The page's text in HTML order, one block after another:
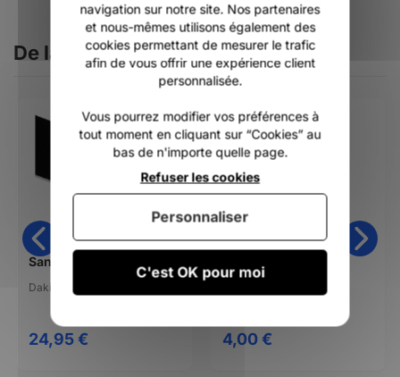
De la même catégorie
Dakine
24,95 € 4,00 €
navigation sur notre site. Nos partenaires
et nous-mêmes utilisons également des
cookies permettant de mesurer le trafic
afin de vous offrir une expérience client
personnalisée.
Vous pourrez modifier vos préférences à
tout moment en cliquant sur “Cookies” au
bas de n'importe quelle page.
C'est OK pour moi
Refuser les cookies
Personnaliser